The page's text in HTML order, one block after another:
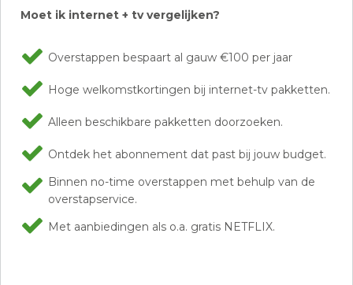
Moet ik internet + tv vergelijken?
Overstappen bespaart al gauw €100 per jaar
Hoge welkomstkortingen bij internet-tv pakketten.
Alleen beschikbare pakketten doorzoeken.
Ontdek het abonnement dat past bij jouw budget.
Binnen no-time overstappen met behulp van de
overstapservice.
Met aanbiedingen als o.a. gratis NETFLIX.